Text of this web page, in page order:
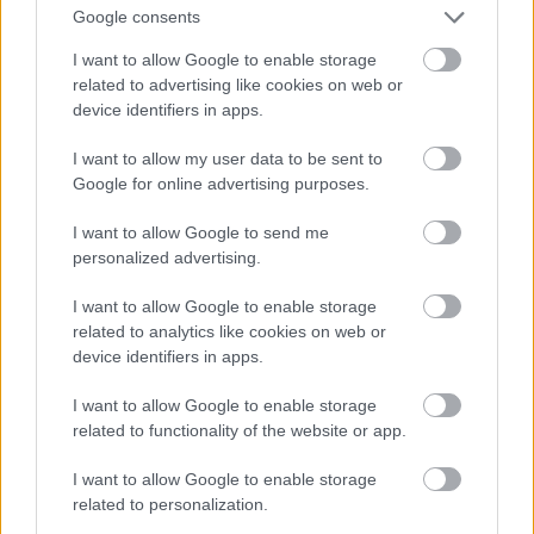
Google consents
I want to allow Google to enable storage
related to advertising like cookies on web or
device identifiers in apps.
I want to allow my user data to be sent to
Google for online advertising purposes.
I want to allow Google to send me
personalized advertising.
I want to allow Google to enable storage
related to analytics like cookies on web or
device identifiers in apps.
I want to allow Google to enable storage
related to functionality of the website or app.
I want to allow Google to enable storage
related to personalization.
ezeket két indítóból indíthatja. A hagyományosnak
gyártmányú, 76mm-es gyorstüzelő automata ágyú
képviseli. Ennek tornyát a felépítmény tetejére
szerelték, tűzgyorsasága 85 lövés percenként. A
hatásos lőtáv lövedékfajtától függően 16 és 20km
között van. A légvédelmet egy darab, hatcsövű,
Gatling-rendszerű 20mm-es radarvezérlésű
gépágyú alkotja. A hajó elektronikai rendszere
korának csúcstechnológiáját képviselte. Külön
radarrendszer szolgálta ki a légvédelmet, a felszíni
célok felderítését, más berendezések a tűzvezetést,
és az elektronikai ellentevékenységet segítették elő. A
tenger alatti célok felderítésére és leküzdésére
jól sikerült hajóiból az